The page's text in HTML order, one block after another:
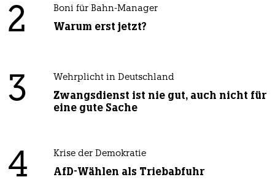
2 Boni für Bahn-Manager
Warum erst jetzt?
3 Wehrplicht in Deutschland
Zwangsdienst ist nie gut, auch nicht für
eine gute Sache
4 Krise der Demokratie
AfD-Wählen als Triebabfuhr